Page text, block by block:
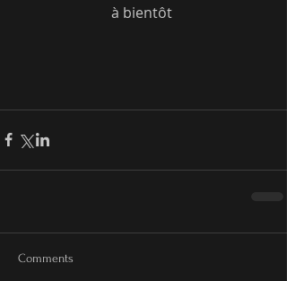
à bientôt
Comments